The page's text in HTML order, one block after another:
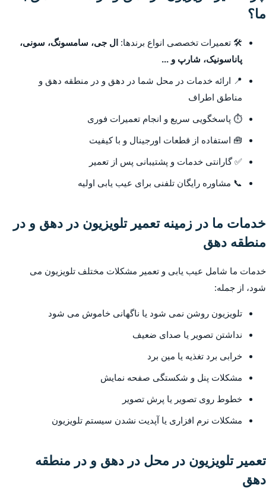
ما؟
🛠️ تعمیرات تخصصی انواع برندها: ال جی، سامسونگ، سونی،
پاناسونیک، شارپ و ...
📍 ارائه خدمات در محل شما در دهق و در منطقه دهق و
مناطق اطراف
⏱️ پاسخگویی سریع و انجام تعمیرات فوری
🧰 استفاده از قطعات اورجینال و با کیفیت
✅ گارانتی خدمات و پشتیبانی پس از تعمیر
📞 مشاوره رایگان تلفنی برای عیب یابی اولیه
خدمات ما در زمینه تعمیر تلویزیون در دهق و در
منطقه دهق
خدمات ما شامل عیب یابی و تعمیر مشکلات مختلف تلویزیون می
شود، از جمله:
تلویزیون روشن نمی شود یا ناگهانی خاموش می شود
نداشتن تصویر یا صدای ضعیف
خرابی برد تغذیه یا مین برد
مشکلات پنل و شکستگی صفحه نمایش
خطوط روی تصویر یا پرش تصویر
مشکلات نرم افزاری یا آپدیت نشدن سیستم تلویزیون
تعمیر تلویزیون در محل در دهق و در منطقه
دهق